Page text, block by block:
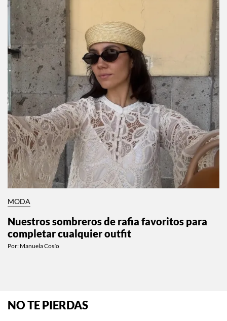
MODA
Nuestros sombreros de rafia favoritos para
completar cualquier outfit
Por: Manuela Cosío
NO TE PIERDAS